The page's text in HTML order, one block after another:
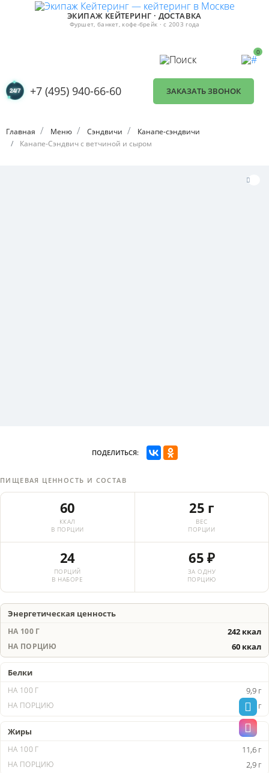
ЭКИПАЖ КЕЙТЕРИНГ · ДОСТАВКА
Фуршет, банкет, кофе-брейк · с 2003 года
0
+7 (495) 940-66-60 ЗАКАЗАТЬ ЗВОНОК
Главная Меню Сэндвичи
Канапе-сэндвичи
Канапе-Сэндвич с ветчиной и сыром
ПОДЕЛИТЬСЯ:
ПИЩЕВАЯ ЦЕННОСТЬ И СОСТАВ
60
ККАЛ
В ПОРЦИИ
25 г
ВЕС
ПОРЦИИ
24
ПОРЦИЙ
В НАБОРЕ
65 ₽
ЗА ОДНУ
ПОРЦИЮ
Энергетическая ценность
242 ккал
60 ккал
Белки
9,9 г
2,5 г
Жиры
11,6 г
2,9 г